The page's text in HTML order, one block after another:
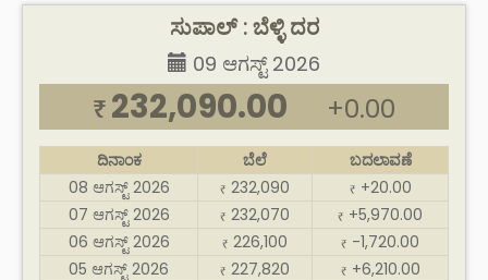
ಸುಪಾಲ್ : ಬೆಳ್ಳಿ ದರ
09 ಆಗಸ್ಟ್ 2026
₹ 232,090.00 +0.00
ದಿನಾಂಕ ಬೆಲೆ
ಬದಲಾವಣೆ
08 ಆಗಸ್ಟ್ 2026
₹ 232,090 ₹ +20.00
07 ಆಗಸ್ಟ್ 2026
₹ 232,070 ₹ +5,970.00
06 ಆಗಸ್ಟ್ 2026
₹ 226,100 ₹ -1,720.00
05 ಆಗಸ್ಟ್ 2026
₹ 227,820 ₹ +6,210.00